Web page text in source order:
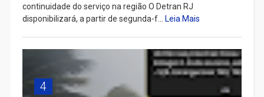
continuidade do serviço na região O Detran RJ
disponibilizará, a partir de segunda-f... Leia Mais
4